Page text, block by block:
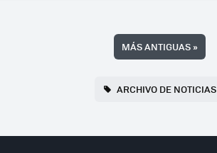
MÁS ANTIGUAS»
ARCHIVO DE NOTICIAS